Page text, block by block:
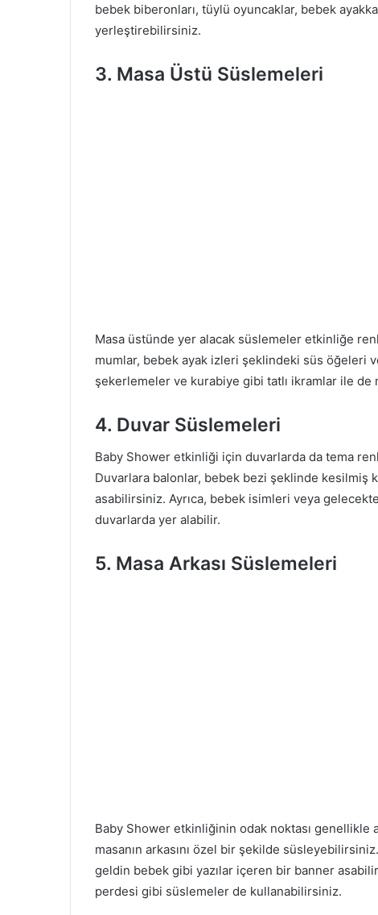
bebek biberonları, tüylü oyuncaklar, bebek
yerleştirebilirsiniz.
3. Masa Üstü Süslemeleri
Masa üstünde yer alacak süslemeler etkinliğe
mumlar, bebek ayak izleri şeklindeki süs öğeleri
şekerlemeler ve kurabiye gibi tatlı ikramlar ile
4. Duvar Süslemeleri
Baby Shower etkinliği için duvarlarda da tema
Duvarlara balonlar, bebek bezi şeklinde kesilmiş
asabilirsiniz. Ayrıca, bebek isimleri veya
duvarlarda yer alabilir.
5. Masa Arkası Süslemeleri
Baby Shower etkinliğinin odak noktası genellikle
masanın arkasını özel bir şekilde
geldin bebek gibi yazılar içeren bir banner
perdesi gibi süslemeler de kullanabilirsiniz.